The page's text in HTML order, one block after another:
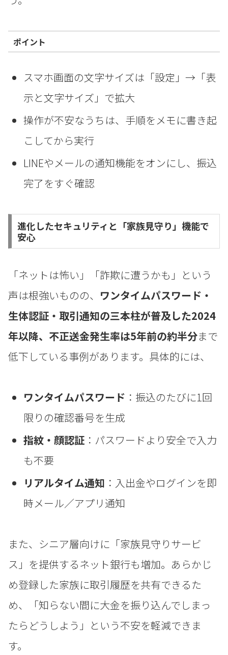
ポイント
スマホ画面の文字サイズは「設定」→「表
示と文字サイズ」で拡大
操作が不安なうちは、手順をメモに書き起
こしてから実行
LINEやメールの通知機能をオンにし、振込
完了をすぐ確認
進化したセキュリティと「家族見守り」機能で
安心
「ネットは怖い」「詐欺に遭うかも」という
声は根強いものの、 ワンタイムパスワード・
生体認証・取引通知の三本柱が普及した2024
年以降、不正送金発生率は5年前の約半分まで
低下している事例があります。具体的には、
ワンタイムパスワード ：振込のたびに1回
限りの確認番号を生成
指紋・顔認証 ：パスワードより安全で入力
も不要
リアルタイム通知 ：入出金やログインを即
時メール／アプリ通知
また、シニア層向けに「家族見守りサービ
ス」を提供するネット銀行も増加。あらかじ
め登録した家族に取引履歴を共有できるた
め、「知らない間に大金を振り込んでしまっ
たらどうしよう」という不安を軽減できま
す。